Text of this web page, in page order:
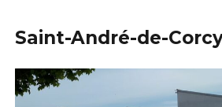
Saint-André-de-